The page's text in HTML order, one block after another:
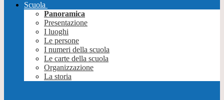
Scuola
Panoramica
Presentazione
I luoghi
Le persone
I numeri della scuola
Le carte della scuola
Organizzazione
La storia